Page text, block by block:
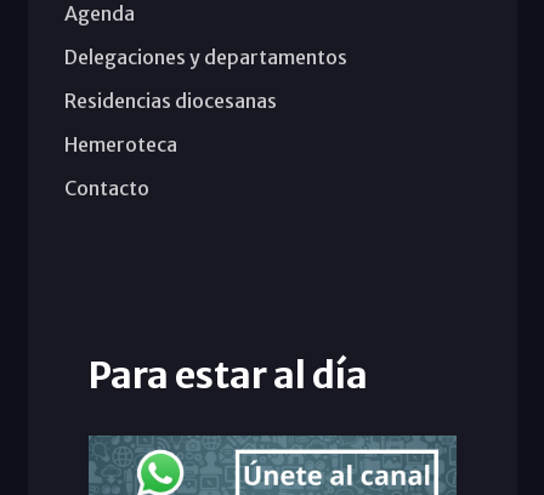
Agenda
Delegaciones y departamentos
Residencias diocesanas
Hemeroteca
Contacto
Para estar al día